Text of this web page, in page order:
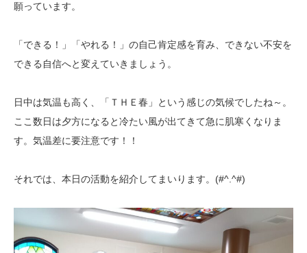
願っています。
「できる！」「やれる！」の自己肯定感を育み、できない不安を
できる自信へと変えていきましょう。
日中は気温も高く、「ＴＨＥ春」という感じの気候でしたね～。
ここ数日は夕方になると冷たい風が出てきて急に肌寒くなりま
す。気温差に要注意です！！
それでは、本日の活動を紹介してまいります。(#^.^#)